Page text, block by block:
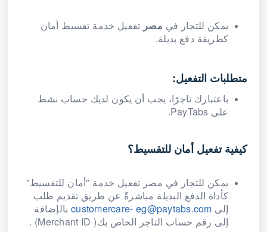
يمكن للتجار في مصرتفعيل خدمة تقسيط أمان
كطريقة دفع بديلة.
متطلبات التفعيل:
باعتبارك تاجرًا، يجب أن يكون لديك حساب نشط
على PayTabs.
كيفية تفعيل أمان للتقسيط؟
يمكن للتجار في مصر تفعيل خدمة "أمان للتقسيط"
كأداة الدفع البديلة مباشرةً عن طريق تقديم طلب
إلى customercare- eg@paytabs.comبالإضافة
إلى رقم حساب التاجر الخاص بك( Merchant ID) .